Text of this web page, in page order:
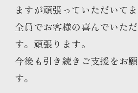
ますが頑張っていただいてま
全員でお客様の喜んでいた
す。頑張ります。
今後も引き続きご支援をお
す。